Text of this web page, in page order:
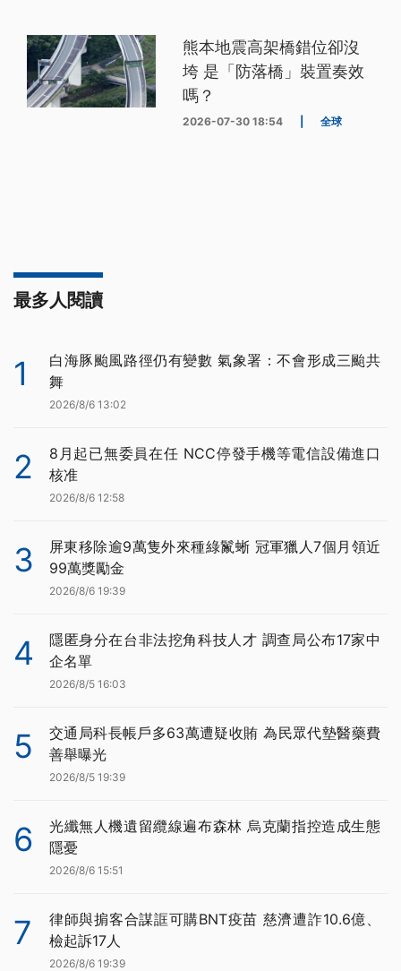
熊本地震高架橋錯位卻沒
垮 是「防落橋」裝置奏效
嗎？
2026-07-30 18:54 全球
最多人閱讀
1
白海豚颱風路徑仍有變數 氣象署：不會形成三颱共
舞
2026/8/6 13:02
2
8月起已無委員在任 NCC停發手機等電信設備進口
核准
2026/8/6 12:58
3
屏東移除逾9萬隻外來種綠鬣蜥 冠軍獵人7個月領近
99萬獎勵金
2026/8/6 19:39
4
隱匿身分在台非法挖角科技人才 調查局公布17家中
企名單
2026/8/5 16:03
5
交通局科長帳戶多63萬遭疑收賄 為民眾代墊醫藥費
善舉曝光
2026/8/5 19:39
6
光纖無人機遺留纜線遍布森林 烏克蘭指控造成生態
隱憂
2026/8/6 15:51
7
律師與掮客合謀誆可購BNT疫苗 慈濟遭詐10.6億、
檢起訴17人
2026/8/6 19:39